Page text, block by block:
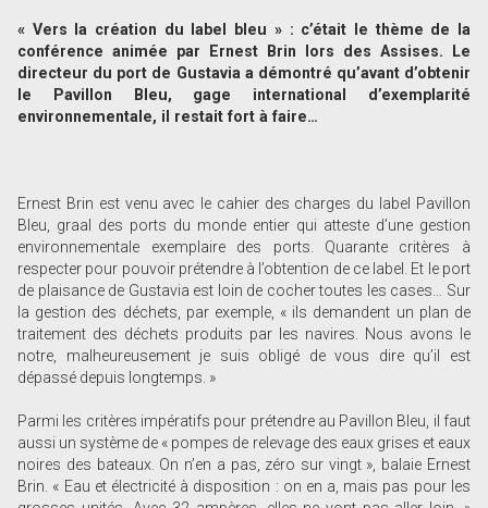
« Vers la création du label bleu » : c’était le thème de la
conférence animée par Ernest Brin lors des Assises. Le
directeur du port de Gustavia a démontré qu’avant d’obtenir
le Pavillon Bleu, gage international d’exemplarité
environnementale, il restait fort à faire…
Ernest Brin est venu avec le cahier des charges du label Pavillon
Bleu, graal des ports du monde entier qui atteste d’une gestion
environnementale exemplaire des ports. Quarante critères à
respecter pour pouvoir prétendre à l’obtention de ce label. Et le port
de plaisance de Gustavia est loin de cocher toutes les cases… Sur
la gestion des déchets, par exemple, « ils demandent un plan de
traitement des déchets produits par les navires. Nous avons le
notre, malheureusement je suis obligé de vous dire qu’il est
dépassé depuis longtemps. »
Parmi les critères impératifs pour prétendre au Pavillon Bleu, il faut
aussi un système de « pompes de relevage des eaux grises et eaux
noires des bateaux. On n’en a pas, zéro sur vingt », balaie Ernest
Brin. « Eau et électricité à disposition : on en a, mais pas pour les